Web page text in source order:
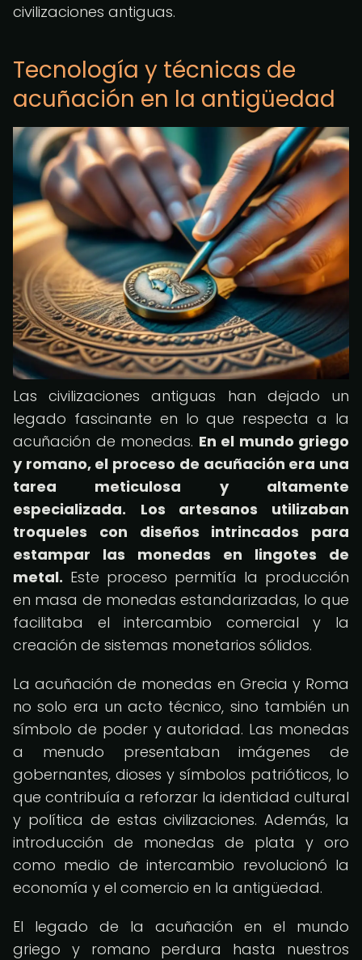
civilizaciones antiguas.
Tecnología y técnicas de
acuñación en la antigüedad
Las civilizaciones antiguas han dejado un
legado fascinante en lo que respecta a la
acuñación de monedas. En el mundo griego
y romano, el proceso de acuñación era una
tarea meticulosa y altamente
especializada.
Los artesanos utilizaban
troqueles con diseños intrincados para
estampar las monedas en lingotes de
metal. Este proceso permitía la producción
en masa de monedas estandarizadas, lo que
facilitaba el intercambio comercial y la
creación de sistemas monetarios sólidos.
La acuñación de monedas en Grecia y Roma
no solo era un acto técnico, sino también un
símbolo de poder y autoridad. Las monedas
a menudo presentaban imágenes de
gobernantes, dioses y símbolos patrióticos, lo
que contribuía a reforzar la identidad cultural
y política de estas civilizaciones. Además, la
introducción de monedas de plata y oro
como medio de intercambio revolucionó la
economía y el comercio en la antigüedad.
El legado de la acuñación en el mundo
griego y romano perdura hasta nuestros